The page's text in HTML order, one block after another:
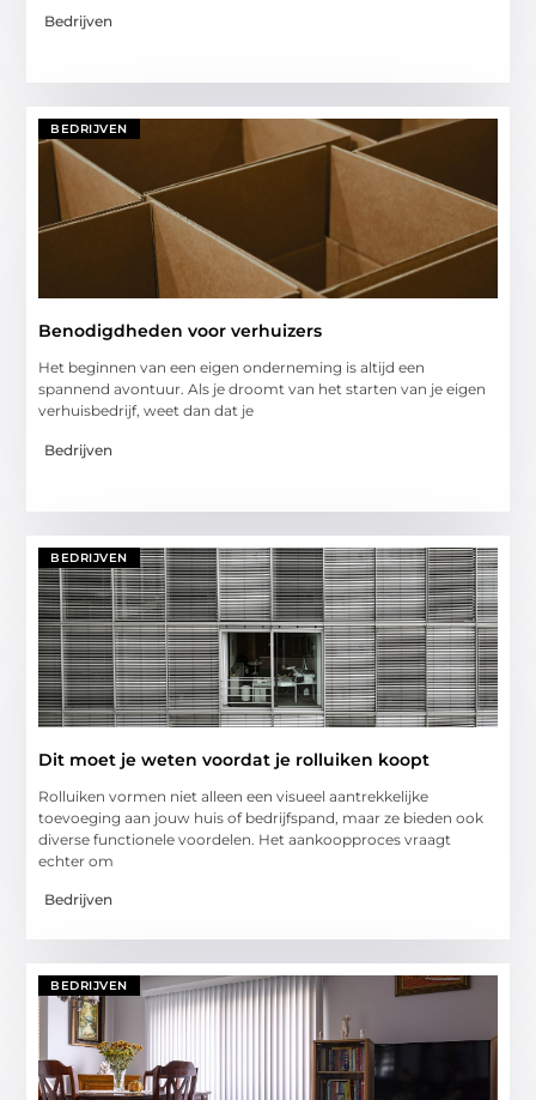
Bedrijven
BEDRIJVEN
Benodigdheden voor verhuizers
Het beginnen van een eigen onderneming is altijd een
spannend avontuur. Als je droomt van het starten van je eigen
verhuisbedrijf, weet dan dat je
Bedrijven
BEDRIJVEN
Dit moet je weten voordat je rolluiken koopt
Rolluiken vormen niet alleen een visueel aantrekkelijke
toevoeging aan jouw huis of bedrijfspand, maar ze bieden ook
diverse functionele voordelen. Het aankoopproces vraagt
echter om
Bedrijven
BEDRIJVEN